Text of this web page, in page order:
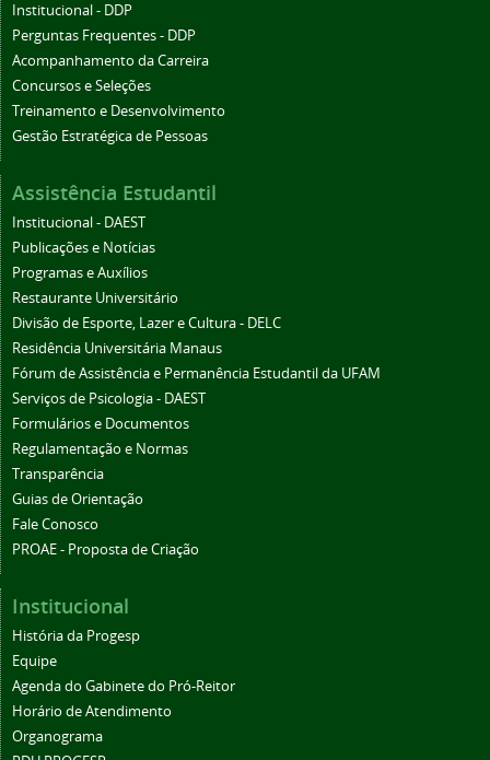
Institucional - DDP
Perguntas Frequentes - DDP
Acompanhamento da Carreira
Concursos e Seleções
Treinamento e Desenvolvimento
Gestão Estratégica de Pessoas
Assistência Estudantil
Institucional - DAEST
Publicações e Notícias
Programas e Auxílios
Restaurante Universitário
Divisão de Esporte, Lazer e Cultura - DELC
Residência Universitária Manaus
Fórum de Assistência e Permanência Estudantil da UFAM
Serviços de Psicologia - DAEST
Formulários e Documentos
Regulamentação e Normas
Transparência
Guias de Orientação
Fale Conosco
PROAE - Proposta de Criação
Institucional
História da Progesp
Equipe
Agenda do Gabinete do Pró-Reitor
Horário de Atendimento
Organograma